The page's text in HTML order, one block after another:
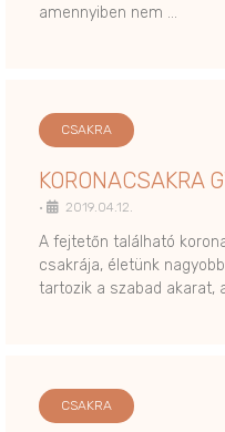
amennyiben nem …
CSAKRA
KORONACSAKRA
• 2019.04.12.
A fejtetőn található
csakrája, életünk
tartozik a szabad akarat,
CSAKRA